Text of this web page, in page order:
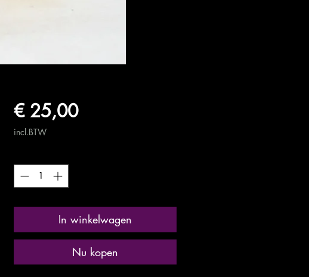
€ 25,00Prijs
incl.BTW
In winkelwagen
Nu kopen